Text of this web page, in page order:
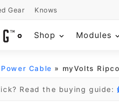
Gear Knows
Shop Modules
Power Cable » myVolts
Read the buying guide: